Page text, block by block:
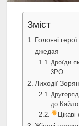
Зміст
Головні
джедая
Дроїди
3PO
Лиходії
до